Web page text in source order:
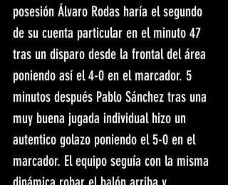
posesión Álvaro Rodas haría el segundo
de su cuenta particular en el minuto 47
tras un disparo desde la frontal del área
poniendo así el 4-0 en el marcador. 5
minutos después Pablo Sánchez tras una
muy buena jugada individual hizo un
autentico golazo poniendo el 5-0 en el
marcador. El equipo seguía con la misma